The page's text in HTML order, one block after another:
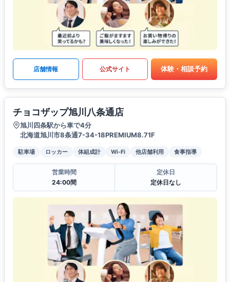
店舗情報 公式サイト 体験・相談予約
チョコザップ旭川八条通店
旭川四条駅から車で4分
北海道旭川市8条通7-34-18PREMIUM8.71F
駐車場 ロッカー 体組成計 Wi-Fi 他店舗利用 食事指導
営業時間
24:00間
定休日
定休日なし